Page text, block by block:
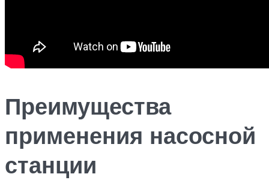
Преимущества
применения насосной
станции